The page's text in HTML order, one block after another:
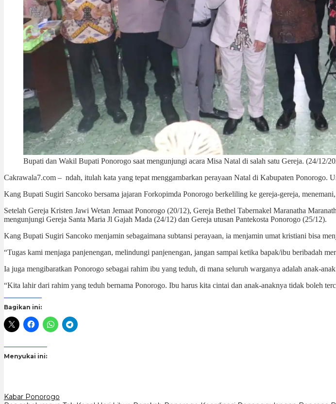
Bupati dan Wakil Bupati Ponorogo saat mengunjungi acara Misa Natal di salah satu Gereja. (24/12/
Cakrawala7.com – ndah, itulah kata yang tepat menggambarkan perayaan Natal di Kabupaten Ponorogo.
Kang Bupati Sugiri Sancoko bersama jajaran Forkopimda Ponorogo berkeliling ke gereja-gereja,
Setelah Gereja Kristen Jawi Wetan Jemaat Ponorogo (20/12), Gereja Bethel Tabernakel Maranatha
mengunjungi Gereja Santa Maria Jl Gajah Mada (24/12) dan Gereja utusan Pantekosta Ponorogo (25/12).
Kang Bupati Sugiri Sancoko menjamin sebagaimana subtansi perayaan, ia menjamin umat kristiani bisa
“Tugas kami menjaga panjenengan, melindungi panjenengan, jangan sampai ketika bapak/ibu beribadah
Ia juga mengibaratkan Ponorogo sebagai rahim ibu yang teduh, di mana seluruh warganya adalah anak-
“Kita lahir dari rahim yang teduh bernama Ponorogo. Ibu harus kita cintai dan anak-anaknya tidak boleh
Bagikan ini:
Menyukai ini:
Kabar Ponorogo